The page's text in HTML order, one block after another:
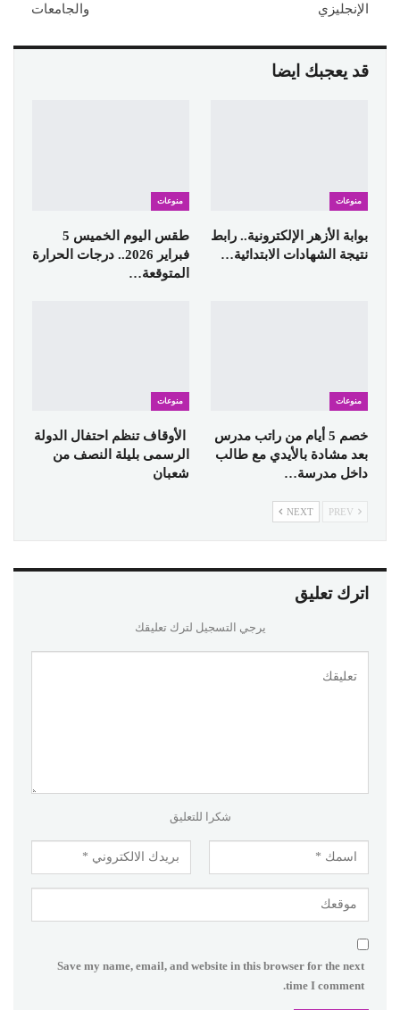
الإنجليزي والجامعات
قد يعجبك ايضا
منوعات
بوابة الأزهر الإلكترونية.. رابط
نتيجة الشهادات الابتدائية…
منوعات
طقس اليوم الخميس 5
فبراير 2026.. درجات الحرارة
المتوقعة…
منوعات
خصم 5 أيام من راتب مدرس
بعد مشادة بالأيدي مع طالب
داخل مدرسة…
منوعات
الأوقاف تنظم احتفال الدولة
الرسمى بليلة النصف من
شعبان
NEXT
اترك تعليق
يرجي التسجيل لترك تعليقك
شكرا للتعليق
Save my name, email, and website in this browser for the next
time I comment.